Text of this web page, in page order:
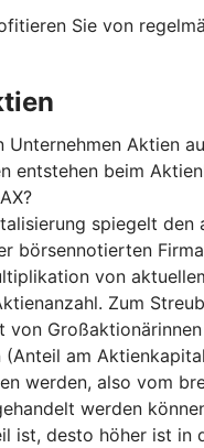
Sie von
Unternehmen Aktien
entstehen beim
spiegelt den
börsennotierten
von
Zum
von
(Anteil am
werden, also vom
werden
ist, desto höher ist in